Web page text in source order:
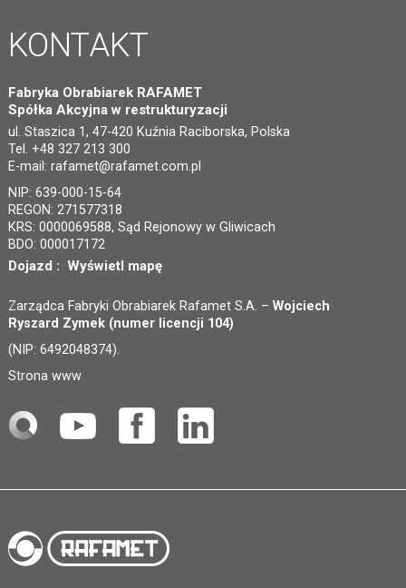
KONTAKT
Fabryka Obrabiarek RAFAMET
Spółka Akcyjna w restrukturyzacji
ul. Staszica 1, 47-420 Kuźnia Raciborska, Polska
Tel. +48 327 213 300
E-mail:rafamet@rafamet.com.pl
NIP: 639-000-15-64
REGON: 271577318
KRS: 0000069588, Sąd Rejonowy w Gliwicach
BDO: 000017172
Dojazd :Wyświetl mapę
Zarządca Fabryki Obrabiarek Rafamet S.A. –Wojciech
Ryszard Zymek (numer licencji 104)
(NIP: 6492048374).
Strona www